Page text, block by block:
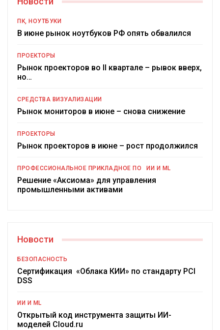
ПК, НОУТБУКИ
В июне рынок ноутбуков РФ опять обвалился
ПРОЕКТОРЫ
Рынок проекторов во II квартале – рывок вверх,
но…
СРЕДСТВА ВИЗУАЛИЗАЦИИ
Рынок мониторов в июне – снова снижение
ПРОЕКТОРЫ
Рынок проекторов в июне – рост продолжился
ПРОФЕССИОНАЛЬНОЕ ПРИКЛАДНОЕ ПО ИИ И ML
Решение «Аксиома» для управления
промышленными активами
Новости
БЕЗОПАСНОСТЬ
Сертификация «Облака КИИ» по стандарту PCI
DSS
ИИ И ML
Открытый код инструмента защиты ИИ-
моделей Cloud.ru